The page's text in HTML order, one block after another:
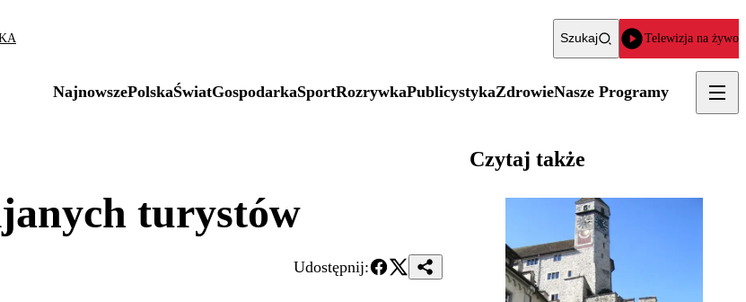
Szukaj Telewizja na żywo
NajnowszePolskaŚwiatGospodarkaSportRozrywkaPublicystykaZdrowieNasze Programy
turystów
Udostępnij:
Czytaj także